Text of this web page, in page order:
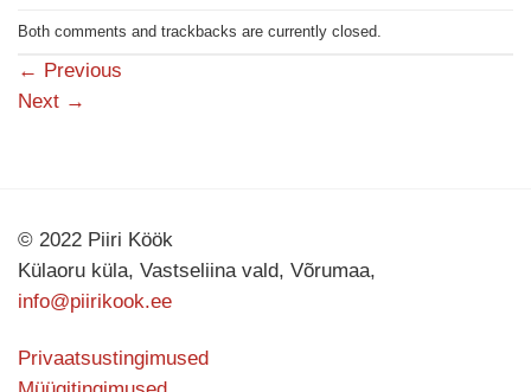
Both comments and trackbacks are currently closed.
← Previous
Next →
© 2022 Piiri Köök
Külaoru küla, Vastseliina vald, Võrumaa,
info@piirikook.ee
Privaatsustingimused